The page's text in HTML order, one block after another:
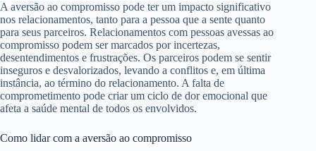
A aversão ao compromisso pode ter um impacto significativo
nos relacionamentos, tanto para a pessoa que a sente quanto
para seus parceiros. Relacionamentos com pessoas avessas ao
compromisso podem ser marcados por incertezas,
desentendimentos e frustrações. Os parceiros podem se sentir
inseguros e desvalorizados, levando a conflitos e, em última
instância, ao término do relacionamento. A falta de
comprometimento pode criar um ciclo de dor emocional que
afeta a saúde mental de todos os envolvidos.
Como lidar com a aversão ao compromisso